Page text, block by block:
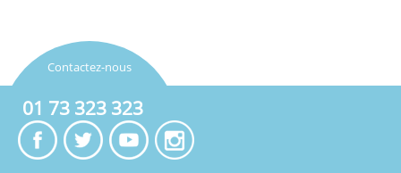
Contactez-nous
01 73 323 323